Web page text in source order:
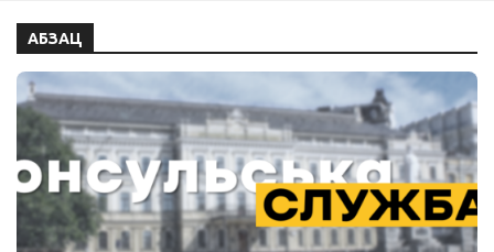
АБЗАЦ